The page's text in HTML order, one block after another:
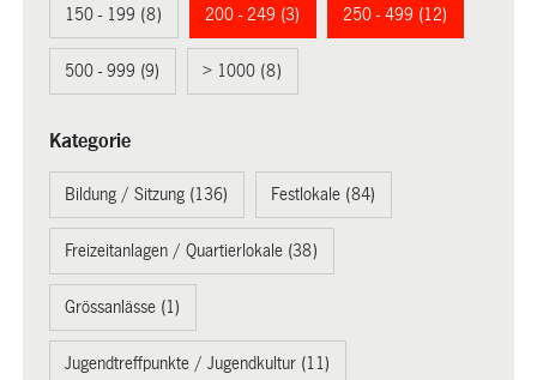
150 - 199 (8) 200 - 249 (3) 250 - 499 (12)
500 - 999 (9) > 1000 (8)
Kategorie
Bildung / Sitzung (136) Festlokale (84)
Freizeitanlagen / Quartierlokale (38)
Grössanlässe (1)
Jugendtreffpunkte / Jugendkultur (11)